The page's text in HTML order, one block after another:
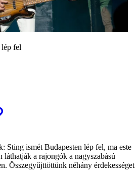
lép fel
Sting ismét Budapesten lép fel, ma este
a rajongók a nagyszabású
Összegyűjttöttünk néhány érdekességet